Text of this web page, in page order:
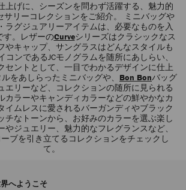
上げに、シーズンを問わず活躍する、魅力的
サリーコレクションをご紹介。 ミニバッグや
ラグジュアリーアイテムは、必要なものを入
す。レザーのCurveシリーズはクラシックなス
やキャップ、サングラスはどんなスタイルも
コンであるJCモノグラムを随所にあしらい、
セントとして、一目でわかるデザインに仕上
をあしらったミニバッグや、 Bon Bonバッグ
エリーなど、コレクションの随所に見られる
カラーやキャンディカラーなどの鮮やかなカ
イムレスに愛されるバーガンディやブラック
チなトーンから、お好みのカラーを選ぶ楽し
やジュエリー、魅力的なフレグランスなど、
ブを引き立てるコレクションをチェックし
て。
へようこそ